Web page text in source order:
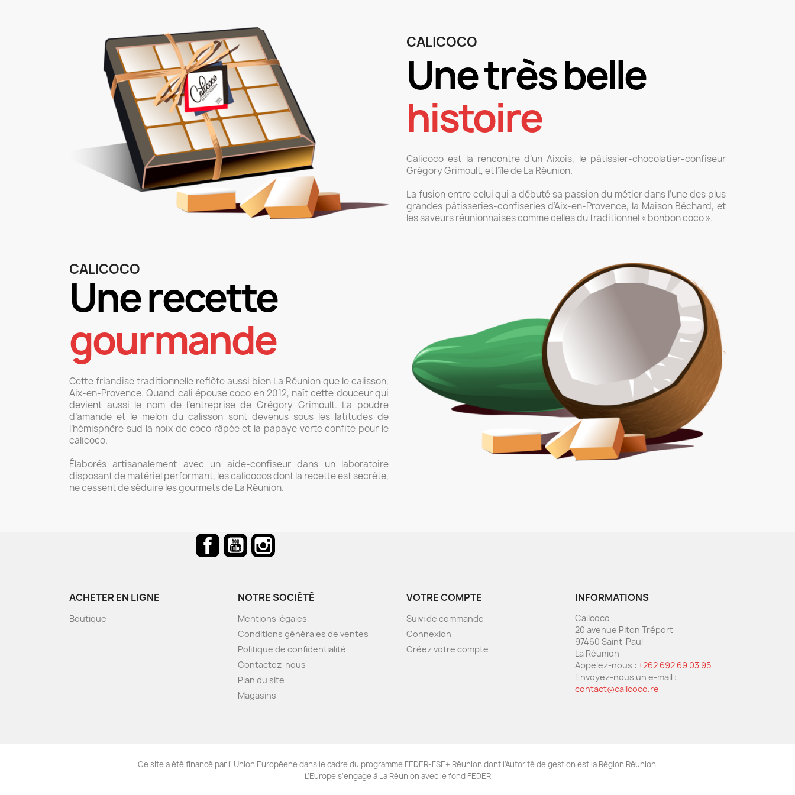
CALICOCO
Une très belle
histoire
Calicoco est la rencontre d’un Aixois, le pâtissier-chocolatier-confiseur
Grégory Grimoult, et l’île de La Réunion.
La fusion entre celui qui a débuté sa passion du métier dans l’une des plus
grandes pâtisseries-confiseries d’Aix-en-Provence, la Maison Béchard, et
les saveurs réunionnaises comme celles du traditionnel « bonbon coco ».
CALICOCO
Une recette
gourmande
Cette friandise traditionnelle reflète aussi bien La Réunion que le calisson,
Aix-en-Provence. Quand cali épouse coco en 2012, naît cette douceur qui
devient aussi le nom de l’entreprise de Grégory Grimoult. La poudre
d’amande et le melon du calisson sont devenus sous les latitudes de
l’hémisphère sud la noix de coco râpée et la papaye verte confite pour le
calicoco.
Élaborés artisanalement avec un aide-confiseur dans un laboratoire
disposant de matériel performant, les calicocos dont la recette est secrète,
ne cessent de séduire les gourmets de La Réunion.
FacebookYouTube
ACHETER EN LIGNE
Boutique
NOTRE SOCIÉTÉ
Mentions légales
Conditions générales de ventes
Politique de confidentialité
Contactez-nous
Plan du site
Magasins
VOTRE COMPTE
Suivi de commande
Connexion
Créez votre compte
INFORMATIONS
Calicoco
20 avenue Piton Tréport
97460 Saint-Paul
La Réunion
Appelez-nous : +262 692 69 03 95
Envoyez-nous un e-mail :
contact@calicoco.re
Ce site a été financé par l' Union Européene dans le cadre du programme FEDER-FSE+ Réunion dont l'Autorité de gestion est la Région Réunion.
L'Europe s'engage à La Réunion avec le fond FEDER